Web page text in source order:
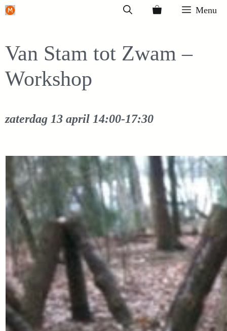
Ga
inhoud
Menu
Van Stam tot Zwam –
Workshop
zaterdag 13 april 14:00-17:30